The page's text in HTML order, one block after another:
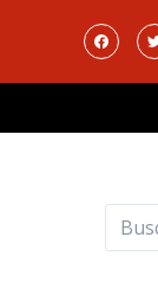
Buscar